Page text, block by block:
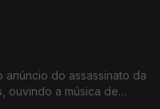
anúncio do assassinato da
ouvindo a música de